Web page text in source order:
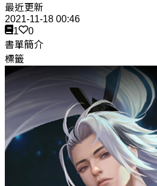
最近更新
2021-11-18 00:46
1
0
書單簡介
標籤